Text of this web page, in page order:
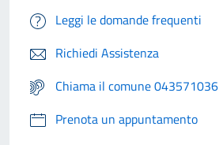
Leggi le domande frequenti
Richiedi Assistenza
Chiama il comune 043571036
Prenota un appuntamento